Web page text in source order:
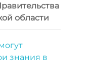
области